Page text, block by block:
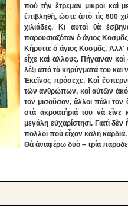
ποὺ τὴν ἔτρεμαν μικροὶ καὶ
ἐπιβληθῆ, ὥστε ἀπὸ τὶς 600
χιλιάδες. Κι αὐτοὶ θὰ
παρουσιαζόταν ὁ ἅγιος
Κήρυττε ὁ ἅγιος Κοσμᾶς. Ἀλλ᾿
εἶχε καὶ ἄλ­λους. Πήγαιναν
λέξι ἀπὸ τὰ κηρύγματά του
Ἐκεῖνος πρόσεχε. Καὶ
τῶν ἀνθρώπων, καὶ αὐ­τῶν
τὸν μισοῦσαν, ἄλλοι πάλι
στὰ ἀ­κρο­ατήριά του νὰ εἶνε
μεγάλη εὐχαρίστησι. Γιατὶ
πολλοὶ ποὺ εἶχαν καλὴ καρδιά.
Θὰ ἀναφέρω δυὸ – τρία